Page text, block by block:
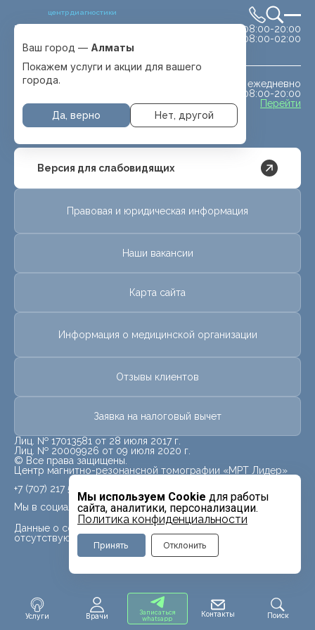
центр диагностики
Выбрать город
с. Отеген батыра
сб-вс 08:00-20:00
08:00-02:00
ежедневно
08:00-20:00
Перейти
Ваш город — Алматы
Покажем услуги и акции для вашего
города.
Да, верно Нет, другой
Услуги Врачи
Записаться
whatsapp
Контакты Поиск
Мы используем Cookie для работы
сайта, аналитики, персонализации.
Политика конфиденциальности
Принять Отклонить
Версия для слабовидящих
Правовая и юридическая информация
Наши вакансии
Карта сайта
Информация о медицинской организации
Отзывы клиентов
Заявка на налоговый вычет
Лиц. № 17013581 от 28 июля 2017 г.
Лиц. № 20009926 от 09 июля 2020 г.
© Все права защищены.
Центр магнитно-резонансной томографии «МРТ Лидер»
Мы в социальных сетях
Данные о социальных сетях для данного филиала
отсутствуют
+7 (707) 217 5840